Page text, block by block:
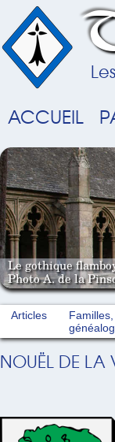
ACCUEIL
Le gothique
Photo A. de la
Articles
Familles,
NOUËL DE LA